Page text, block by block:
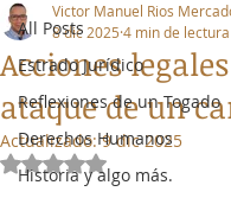
All Posts
Estrado Jurídico
Reflexiones de un Togado
Derechos Humanos
Historia y algo más.
Acciones
ataque de un
Victor Manuel Rios
8 dic 2025 4 min de lectura
Actualizado:9 dic 2025
Obtuvo NaN de 5